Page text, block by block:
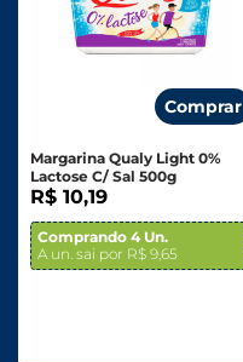
Comprar
Margarina Qualy Light 0%
Lactose C/ Sal 500g
R$ 10,19
Comprando 4 Un.
A un. sai por R$ 9,65